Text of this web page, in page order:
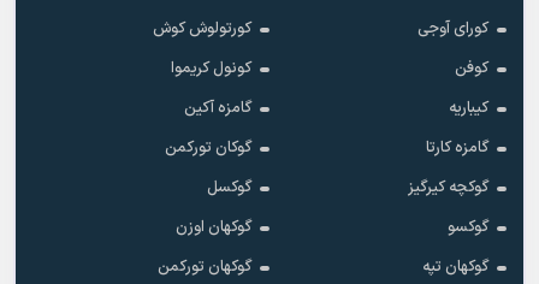
کورای آوجی
کورتولوش کوش
کوفن
کونول کریموا
کیباریه
گامزه آکین
گامزه کارتا
گوکان تورکمن
گوکچه کیرگیز
گوکسل
گوکسو
گوکهان اوزن
گوکهان تپه
گوکهان تورکمن